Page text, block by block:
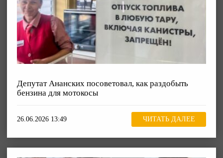
Депутат Ананских посоветовал, как раздобыть
бензина для мотокосы
26.06.2026 13:49 ЧИТАТЬ ДАЛЕЕ